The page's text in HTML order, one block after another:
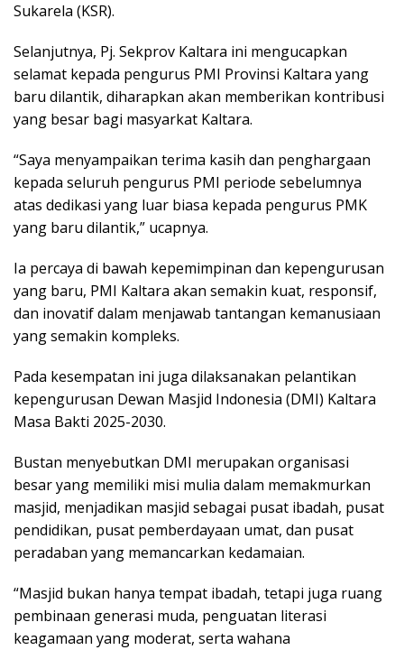
Sukarela (KSR).
Selanjutnya, Pj. Sekprov Kaltara ini mengucapkan
selamat kepada pengurus PMI Provinsi Kaltara yang
baru dilantik, diharapkan akan memberikan kontribusi
yang besar bagi masyarkat Kaltara.
“Saya menyampaikan terima kasih dan penghargaan
kepada seluruh pengurus PMI periode sebelumnya
atas dedikasi yang luar biasa kepada pengurus PMK
yang baru dilantik,” ucapnya.
Ia percaya di bawah kepemimpinan dan kepengurusan
yang baru, PMI Kaltara akan semakin kuat, responsif,
dan inovatif dalam menjawab tantangan kemanusiaan
yang semakin kompleks.
Pada kesempatan ini juga dilaksanakan pelantikan
kepengurusan Dewan Masjid Indonesia (DMI) Kaltara
Masa Bakti 2025-2030.
Bustan menyebutkan DMI merupakan organisasi
besar yang memiliki misi mulia dalam memakmurkan
masjid, menjadikan masjid sebagai pusat ibadah, pusat
pendidikan, pusat pemberdayaan umat, dan pusat
peradaban yang memancarkan kedamaian.
“Masjid bukan hanya tempat ibadah, tetapi juga ruang
pembinaan generasi muda, penguatan literasi
keagamaan yang moderat, serta wahana